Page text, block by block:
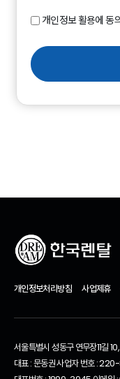
개인정보 활용에 동
개인정보처리방침 사업제휴
서울특별시 성동구 연무장11길
대표 : 문동권 사업자 번호 :